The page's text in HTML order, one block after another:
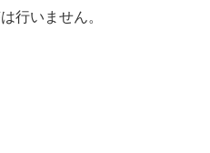
行いません。